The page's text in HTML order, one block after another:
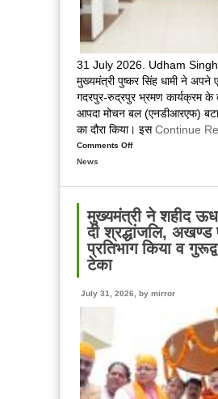
31 July 2026. Udham
मुख्यमंत्री पुष्कर सिंह धामी ने अपने
गदरपुर-रुद्रपुर भ्रमण कार्यक्रम के
आपदा मोचन बल (एनडीआरएफ)
का दौरा किया। इसContinue
Comments Offon
धामी
ने
एनडीआरएफ
का
से
संवाद
कर
News
मुख्यमंत्री ने शहीद
दी श्रद्धांजलि, अखण्ड
प्रतिभाग किया व
टेका
July 31, 2026, by mirror